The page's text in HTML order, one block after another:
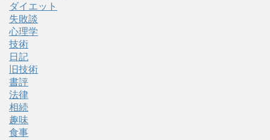
ダイエット
失敗談
心理学
技術
日記
旧技術
書評
法律
相続
趣味
食事